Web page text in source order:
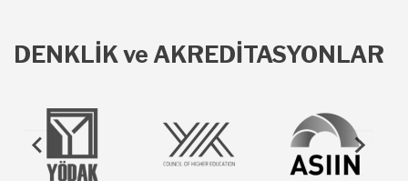
DENKLİK ve AKREDİTASYONLAR